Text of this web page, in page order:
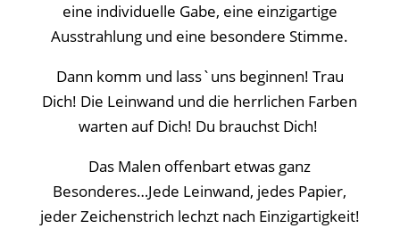
eine individuelle Gabe, eine einzigartige
Ausstrahlung und eine besondere Stimme.
Dann komm und lass`uns beginnen! Trau
Dich! Die Leinwand und die herrlichen Farben
warten auf Dich! Du brauchst Dich!
Das Malen offenbart etwas ganz
Besonderes…Jede Leinwand, jedes Papier,
jeder Zeichenstrich lechzt nach Einzigartigkeit!